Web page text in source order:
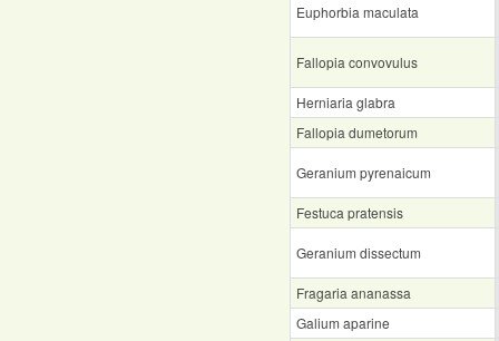
Euphorbia maculata
Fallopia convovulus
Herniaria glabra
Fallopia dumetorum
Geranium pyrenaicum
Festuca pratensis
Geranium dissectum
Fragaria ananassa
Galium aparine